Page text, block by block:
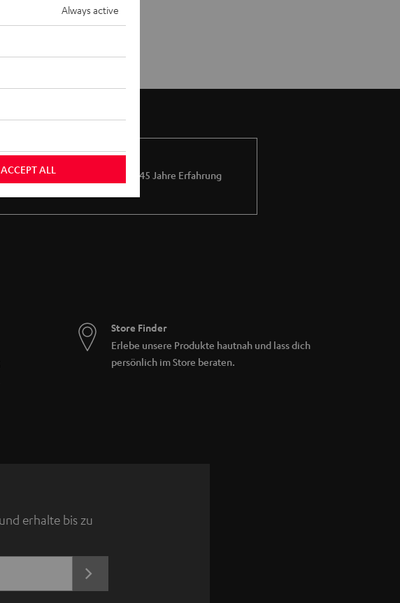
Mehr als 45 Jahre Erfahrung
Store Finder
Erlebe unsere Produkte hautnah und lass dich
persönlich im Store beraten.
erhalte bis zu
JETZT
ANMELDEN
Always active
ACCEPT ALL